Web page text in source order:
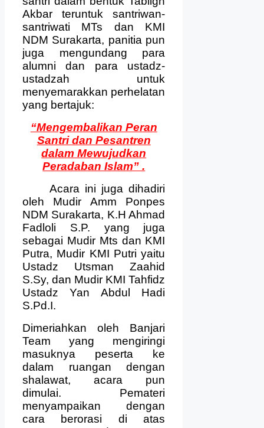
Akbar teruntuk santriwan-
santriwati MTs dan KMI
NDM Surakarta, panitia pun
juga mengundang para
alumni dan para ustadz-
ustadzah untuk
menyemarakkan perhelatan
yang bertajuk:
“Mengembalikan Peran
Santri dan Pesantren
dalam Mewujudkan
Peradaban Islam” .
Acara ini juga dihadiri
oleh Mudir Amm Ponpes
NDM Surakarta, K.H Ahmad
Fadloli S.P. yang juga
sebagai Mudir Mts dan KMI
Putra, Mudir KMI Putri yaitu
Ustadz Utsman Zaahid
S.Sy, dan Mudir KMI Tahfidz
Ustadz Yan Abdul Hadi
S.Pd.I.
Dimeriahkan oleh Banjari
Team yang mengiringi
masuknya peserta ke
dalam ruangan dengan
shalawat, acara pun
dimulai. Pemateri
menyampaikan dengan
cara berorasi di atas